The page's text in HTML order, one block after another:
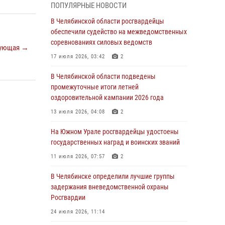
→
грабеже
03 августа 2026, 11:25
Росгвардейцы обеспечили безопасность
празднования Дня ВДВ на Южном Урале
Авиация Росгвардии совершила более 250
санитарных вылетов в Донецкой Народной
Республике
Росгвардия обеспечивает безопасность
граждан на южном направлении
В Уральском округе Росгвардии состоялось
заседание оперативного штаба
30 июля 2026, 10:53
ПОПУЛЯРНЫЕ НОВОСТИ
В Челябинской области росгвардейцы
обеспечили судейство на межведомственных
соревнованиях силовых ведомств
17 июля 2026, 03:42 2
В Челябинской области подведены
промежуточные итоги летней
оздоровительной кампании 2026 года
13 июля 2026, 04:08 2
На Южном Урале росгвардейцы удостоены
государственных наград и воинских званий
11 июля 2026, 07:57 2
В Челябинске определили лучшие группы
задержания вневедомственной охраны
Росгвардии
24 июля 2026, 11:14